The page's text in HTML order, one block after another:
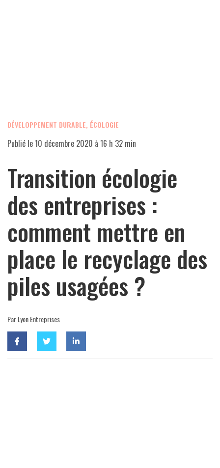
DÉVELOPPEMENT DURABLE, ÉCOLOGIE
Publié le10 décembre 2020 à 16 h 32 min
Transition écologie
des entreprises :
comment mettre en
place le recyclage des
piles usagées ?
Par Lyon Entreprises